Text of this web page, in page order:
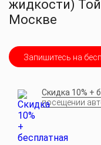
жидкости)
Москве
Запишитесь на
Скидка 10% +
посещении